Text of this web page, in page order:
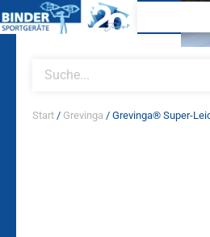
Inhalt
search
Start / Grevinga / Grevinga® Super-